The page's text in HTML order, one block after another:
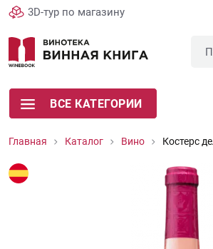
3D-тур по магазину
ВСЕ КАТЕГОРИИ
Главная Каталог Вино Костерс